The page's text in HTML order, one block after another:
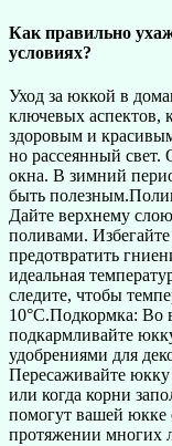
Как правильно
условиях?
Уход за юккой в
ключевых аспектов,
здоровым и
но рассеянный
окна. В зимний
быть
Дайте верхнему
поливами.
предотвратить
идеальная
следите, чтобы
10°C.Подкормка: Во
подкармливайте
удобрениями для
Пересаживайте юкку
или когда корни
помогут вашей юкке
протяжении многих